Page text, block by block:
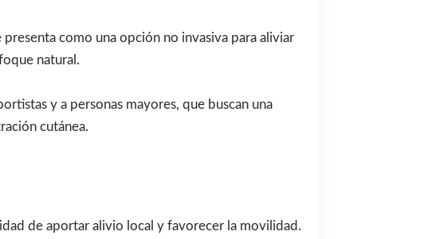
como una opción no invasiva para aliviar
natural.
y a personas mayores, que buscan una
cutánea.
de aportar alivio local y favorecer la movilidad.